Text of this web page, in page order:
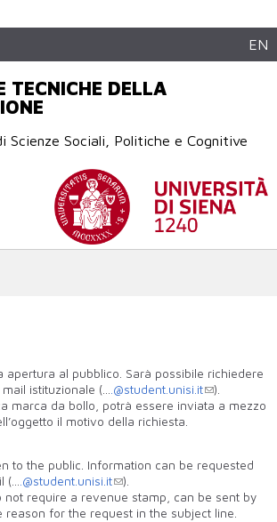
contenuto
EN
TECNICHE DELLA
Scienze Sociali, Politiche e Cognitive
apertura al pubblico. Sarà possibile richiedere
istituzionale (…
.@student.unisi.it
).
marca da bollo, potrà essere inviata a mezzo
il motivo della richiesta.
to the public. Information can be requested
.@student.unisi.it
).
not require a revenue stamp, can be sent by
reason for the request in the subject line.